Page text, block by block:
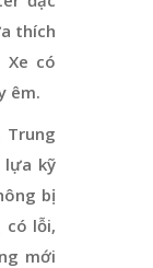
thích
Xe có
êm.
Trung
lựa kỹ
bị
có lỗi,
mới